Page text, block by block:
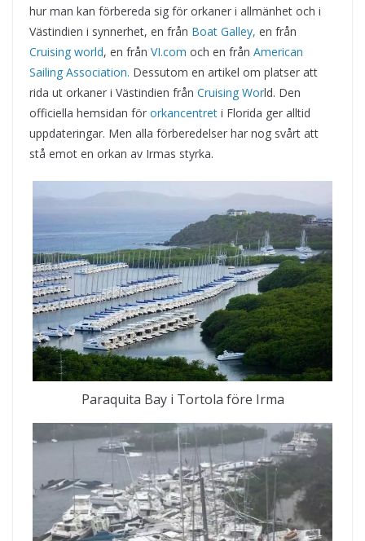
hur man kan förbereda sig för orkaner i allmänhet och i
Västindien i synnerhet, en från Boat Galley, en från
Cruising world, en från VI.com och en från American
Sailing Association. Dessutom en artikel om platser att
rida ut orkaner i Västindien från Cruising World. Den
officiella hemsidan för orkancentret i Florida ger alltid
uppdateringar. Men alla förberedelser har nog svårt att
stå emot en orkan av Irmas styrka.
Paraquita Bay i Tortola före Irma